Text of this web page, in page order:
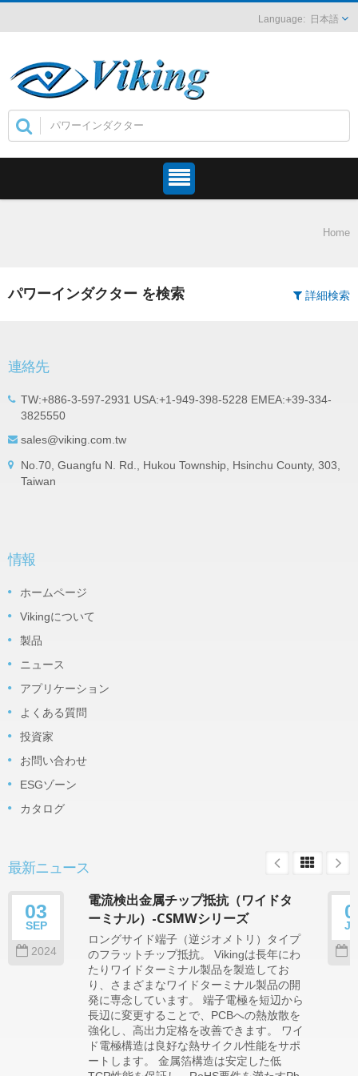
日本語
Home
パワーインダクター を検索 詳細検索
連絡先
TW:+886-3-597-2931 USA:+1-949-398-5228 EMEA:+39-334-
3825550
sales@viking.com.tw
No.70, Guangfu N. Rd., Hukou Township, Hsinchu County, 303,
Taiwan
情報
ホームページ
Vikingについて
製品
ニュース
アプリケーション
よくある質問
投資家
お問い合わせ
ESGゾーン
カタログ
最新ニュース
03
SEP
2024
電流検出金属チップ抵抗（ワイドタ
ーミナル）-CSMWシリーズ
ロングサイド端子（逆ジオメトリ）タイプ
のフラットチップ抵抗。 Vikingは長年にわ
たりワイドターミナル製品を製造してお
り、さまざまなワイドターミナル製品の開
発に専念しています。 端子電極を短辺から
長辺に変更することで、PCBへの熱放散を
強化し、高出力定格を改善できます。 ワイ
ド電極構造は良好な熱サイクル性能をサポ
ートします。 金属箔構造は安定した低